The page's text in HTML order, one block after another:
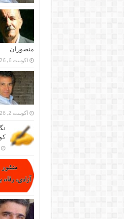
منصوران
آگوست 6, 2026
آگوست 2, 2026